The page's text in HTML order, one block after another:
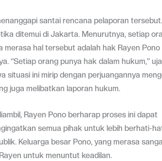
santai rencana pelaporan tersebut.
ditemui di Jakarta. Menurutnya, setiap
merasa hal tersebut adalah hak Rayen
“Setiap orang punya hak dalam hukum,”
situasi ini mirip dengan perjuangannya
juga melibatkan laporan hukum.
Rayen Pono berharap proses ini dapat
semua pihak untuk lebih berhati-
Keluarga besar Pono, yang merasa
untuk menuntut keadilan.